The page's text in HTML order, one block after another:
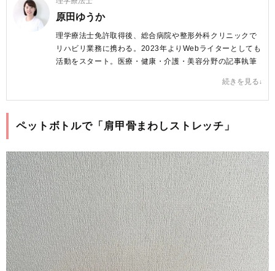
原田ゆうか
理学療法士免許取得後、総合病院や整形外科クリニックで
リハビリ業務に携わる。2023年よりWebライターとしても
活動をスタート。医療・健康・介護・美容分野の記事執筆
記事を読んだ方が、からだに関する情報を正しく理解し、
明日からの行動を変える後押しができるような文章を心が
原田ゆうか プロフィールへ
続きを見る
ペットボトルで「肩甲骨まわしストレッチ」